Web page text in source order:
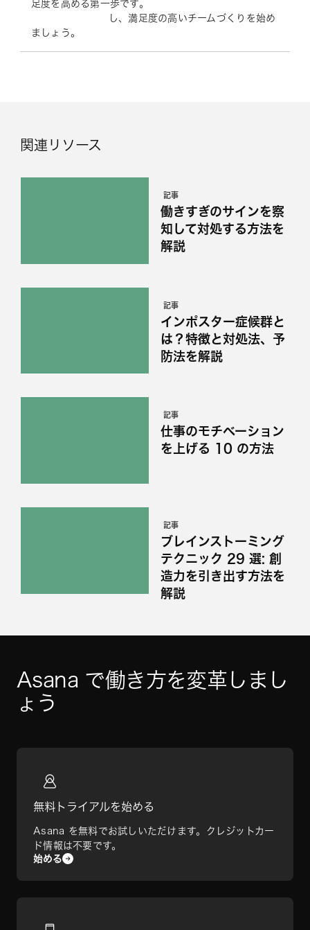
足度を高める第一歩です。
し、満足度の高いチームづくりを始め
ましょう。
関連リソース
記事
働きすぎのサインを察
知して対処する方法を
解説
記事
インポスター症候群と
は？特徴と対処法、予
防法を解説
記事
仕事のモチベーション
を上げる 10 の方法
記事
ブレインストーミング
テクニック 29 選: 創
造力を引き出す方法を
解説
Asana で働き方を変革しまし
ょう
無料トライアルを始める
Asana を無料でお試しいただけます。クレジットカー
ド情報は不要です。
始める